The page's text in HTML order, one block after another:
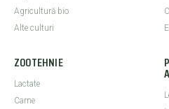
Agricultură bio
Alte culturi
ZOOTEHNIE
Lactate
Carne